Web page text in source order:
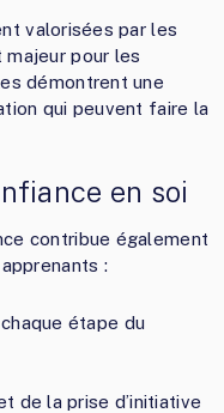
valorisées par les
pour les
démontrent une
qui peuvent faire la
en soi
contribue également
:
étape du
de la prise d’initiative